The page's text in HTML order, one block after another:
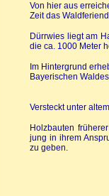
Von hier aus
Zeit das
Dürrwies liegt am
die ca. 1000 Meter
Im Hintergrund
Bayerischen
Versteckt unter
Holzbauten
jung in ihrem
zu geben.